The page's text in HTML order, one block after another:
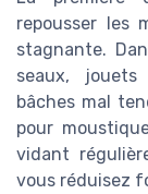
repousser les
stagnante.
seaux, jouets
bâches mal
pour
vidant
vous réduisez